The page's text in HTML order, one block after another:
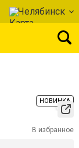
Челябинск
НОВИНКА
В избранное